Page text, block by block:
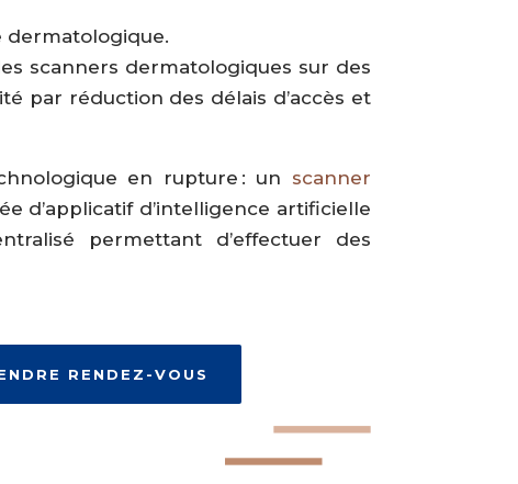
dermatologique.
scanners dermatologiques sur des
par réduction des délais d’accès et
en rupture : un scanner
d’applicatif d’intelligence artificielle
permettant d’effectuer des
RENDEZ-VOUS